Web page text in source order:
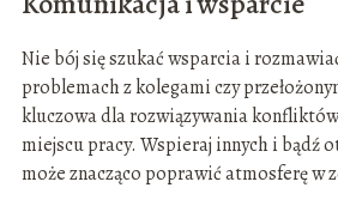
Nie bój się szukać wsparcia i
problemach z kolegami czy
kluczowa dla rozwiązywania
miejscu pracy. Wspieraj innych i bądź
może znacząco poprawić atmosferę w